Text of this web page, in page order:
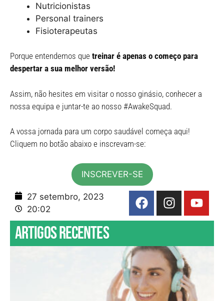
Nutricionistas
Personal trainers
Fisioterapeutas
Porque entendemos que treinar é apenas o começo para
despertar a sua melhor versão!
Assim, não hesites em visitar o nosso ginásio, conhecer a
nossa equipa e juntar-te ao nosso #AwakeSquad.
A vossa jornada para um corpo saudável começa aqui!
Cliquem no botão abaixo e inscrevam-se:
INSCREVER-SE
27 setembro, 2023
20:02
Artigos recentes